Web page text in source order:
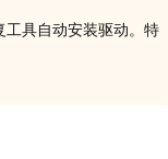
工具自动安装驱动。特